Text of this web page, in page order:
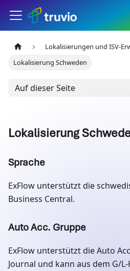
Lokalisierungen und ISV-
Lokalisierung Schweden
Auf dieser Seite
Lokalisierung
Sprache
ExFlow unterstützt die
Business Central.
Auto Acc. Gruppe
ExFlow unterstützt die Auto
Journal und kann aus dem G/